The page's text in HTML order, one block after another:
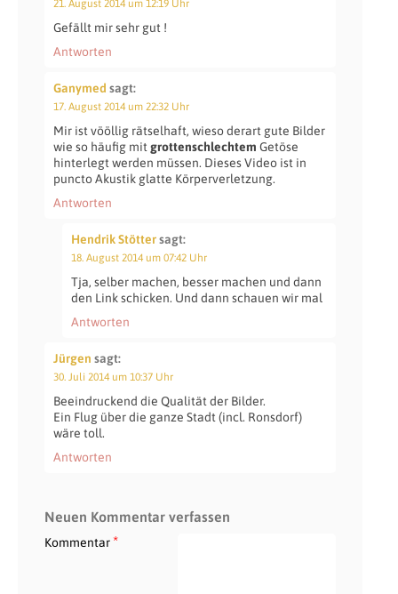
21. August 2014 um 12:19 Uhr
Gefällt mir sehr gut !
Antworten
Ganymed sagt:
17. August 2014 um 22:32 Uhr
Mir ist vööllig rätselhaft, wieso derart gute Bilder
wie so häufig mit grottenschlechtem Getöse
hinterlegt werden müssen. Dieses Video ist in
puncto Akustik glatte Körperverletzung.
Antworten
Hendrik Stöttersagt:
18. August 2014 um 07:42 Uhr
Tja, selber machen, besser machen und dann
den Link schicken. Und dann schauen wir mal
Antworten
Jürgen sagt:
30. Juli 2014 um 10:37 Uhr
Beeindruckend die Qualität der Bilder.
Ein Flug über die ganze Stadt (incl. Ronsdorf)
wäre toll.
Antworten
Neuen Kommentar verfassen
Kommentar*